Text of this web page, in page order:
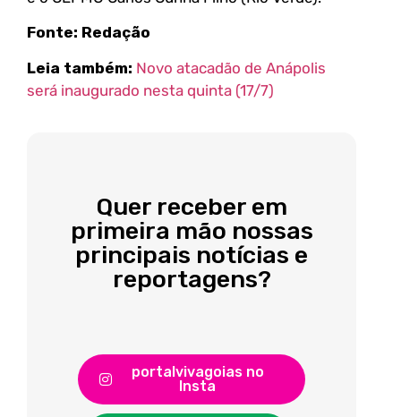
Fonte: Redação
Leia também: Novo atacadão de Anápolis
será inaugurado nesta quinta (17/7)
Quer receber em
primeira mão nossas
principais notícias e
reportagens?
portalvivagoias no
Insta